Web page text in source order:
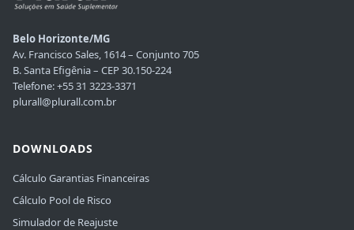
Belo Horizonte/MG
Av. Francisco Sales, 1614 – Conjunto 705
B. Santa Efigênia – CEP 30.150-224
Telefone: +55 31 3223-3371
plurall@plurall.com.br
DOWNLOADS
Cálculo Garantias Financeiras
Cálculo Pool de Risco
Simulador de Reajuste